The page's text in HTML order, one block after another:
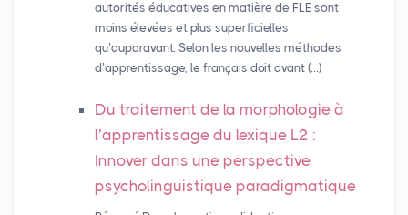
autorités éducatives en matière de FLE sont
moins élevées et plus superficielles
qu’auparavant. Selon les nouvelles méthodes
d’apprentissage, le français doit avant (…)
Du traitement de la morphologie à
l’apprentissage du lexique L2 :
Innover dans une perspective
psycholinguistique paradigmatique